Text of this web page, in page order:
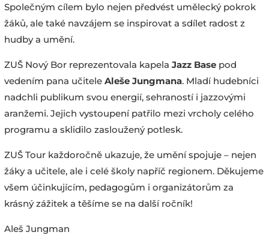
Společným cílem bylo nejen předvést umělecký pokrok
žáků, ale také navzájem se inspirovat a sdílet radost z
hudby a umění.
ZUŠ Nový Bor reprezentovala kapela Jazz Basepod
vedením pana učitele Aleše Jungmana. Mladí hudebníci
nadchli publikum svou energií, sehraností i jazzovými
aranžemi. Jejich vystoupení patřilo mezi vrcholy celého
programu a sklidilo zasloužený potlesk.
ZUŠ Tour každoročně ukazuje, že umění spojuje – nejen
žáky a učitele, ale i celé školy napříč regionem. Děkujeme
všem účinkujícím, pedagogům i organizátorům za
krásný zážitek a těšíme se na další ročník!
Aleš Jungman